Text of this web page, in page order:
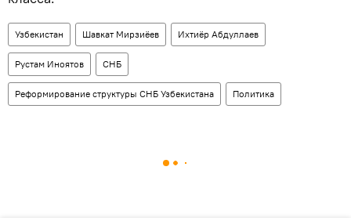
Узбекистан Шавкат Мирзиёев Ихтиёр Абдуллаев
Рустам Иноятов СНБ
Реформирование структуры СНБ Узбекистана Политика